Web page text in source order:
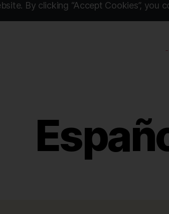
By clicking “Accept Cookies”, you